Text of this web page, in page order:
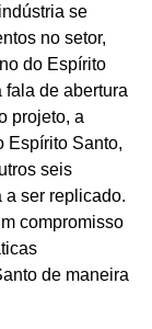
se
no setor,
do Espírito
fala de abertura
projeto, a
Espírito Santo,
seis
ser replicado.
compromisso
de maneira